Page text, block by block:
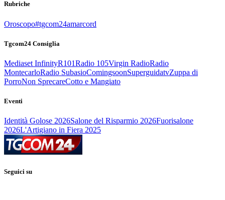
Rubriche
Oroscopo#tgcom24amarcord
Tgcom24 Consiglia
Mediaset InfinityR101Radio 105Virgin RadioRadio
MontecarloRadio SubasioComingsoonSuperguidatvZuppa di
PorroNon SprecareCotto e Mangiato
Eventi
Identità Golose 2026Salone del Risparmio 2026Fuorisalone
2026L'Artigiano in Fiera 2025
Seguici su